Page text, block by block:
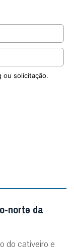
ou solicitação.
norte da
do cativeiro e